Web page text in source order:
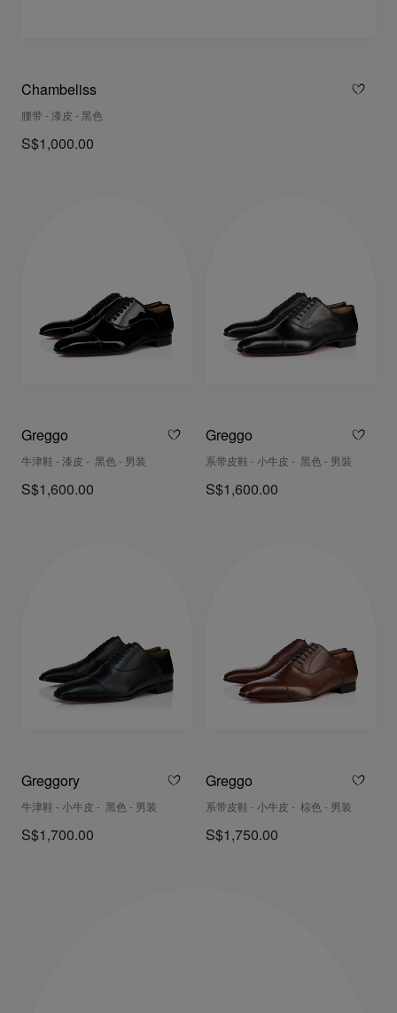
Chambeliss
腰带 - 漆皮 - 黑色
S$1,000.00
Greggo
牛津鞋 - 漆皮 - 黑色 - 男装
S$1,600.00
Greggo
系带皮鞋 - 小牛皮 - 黑色 - 男裝
S$1,600.00
Greggory
牛津鞋 - 小牛皮 - 黑色 - 男装
S$1,700.00
Greggo
系带皮鞋 - 小牛皮 - 棕色 - 男装
S$1,750.00